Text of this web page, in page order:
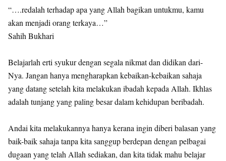
“….redalah terhadap apa yang Allah bagikan untukmu, kamu
akan menjadi orang terkaya…”
Sahih Bukhari
Belajarlah erti syukur dengan segala nikmat dan didikan dari-
Nya. Jangan hanya mengharapkan kebaikan-kebaikan sahaja
yang datang setelah kita melakukan ibadah kepada Allah. Ikhlas
adalah tunjang yang paling besar dalam kehidupan beribadah.
Andai kita melakukannya hanya kerana ingin diberi balasan yang
baik-baik sahaja tanpa kita sanggup berdepan dengan pelbagai
dugaan yang telah Allah sediakan, dan kita tidak mahu belajar